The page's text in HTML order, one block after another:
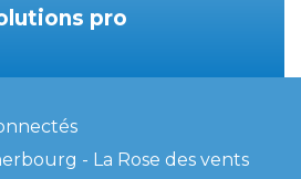
pro
- La Rose des vents